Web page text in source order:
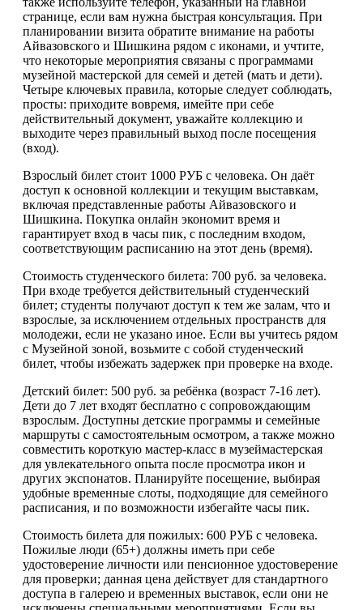
странице, если вам нужна быстрая консультация. При
планировании визита обратите внимание на работы
Айвазовского и Шишкина рядом с иконами, и учтите,
что некоторые мероприятия связаны с программами
музейной мастерской для семей и детей (мать и дети).
Четыре ключевых правила, которые следует соблюдать,
просты: приходите вовремя, имейте при себе
действительный документ, уважайте коллекцию и
выходите через правильный выход после посещения
(вход).
Взрослый билет стоит 1000 РУБ с человека. Он даёт
доступ к основной коллекции и текущим выставкам,
включая представленные работы Айвазовского и
Шишкина. Покупка онлайн экономит время и
гарантирует вход в часы пик, с последним входом,
соответствующим расписанию на этот день (время).
Стоимость студенческого билета: 700 руб. за человека.
При входе требуется действительный студенческий
билет; студенты получают доступ к тем же залам, что и
взрослые, за исключением отдельных пространств для
молодежи, если не указано иное. Если вы учитесь рядом
с Музейной зоной, возьмите с собой студенческий
билет, чтобы избежать задержек при проверке на входе.
Детский билет: 500 руб. за ребёнка (возраст 7-16 лет).
Дети до 7 лет входят бесплатно с сопровождающим
взрослым. Доступны детские программы и семейные
маршруты с самостоятельным осмотром, а также можно
совместить короткую мастер-класс в музеймастерская
для увлекательного опыта после просмотра икон и
других экспонатов. Планируйте посещение, выбирая
удобные временные слоты, подходящие для семейного
расписания, и по возможности избегайте часы пик.
Стоимость билета для пожилых: 600 РУБ с человека.
Пожилые люди (65+) должны иметь при себе
удостоверение личности или пенсионное удостоверение
для проверки; данная цена действует для стандартного
доступа в галерею и временных выставок, если они не